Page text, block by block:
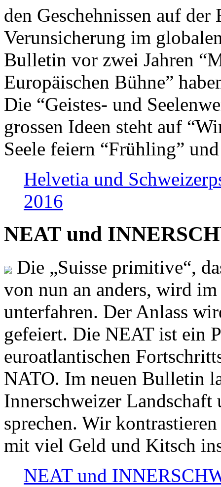
den Geschehnissen auf
Verunsicherung im
Bulletin vor zwei Jahren
Europäischen Bühne”
Die “Geistes- und
grossen Ideen steht auf
Seele feiern “Frühling”
Helvetia und
2016
NEAT und
Die „Suisse primitive“,
von nun an anders, wird
unterfahren. Der Anlass
gefeiert. Die NEAT ist ein
euroatlantischen
NATO. Im neuen Bulletin
Innerschweizer
sprechen. Wir
mit viel Geld und Kitsch
NEAT und